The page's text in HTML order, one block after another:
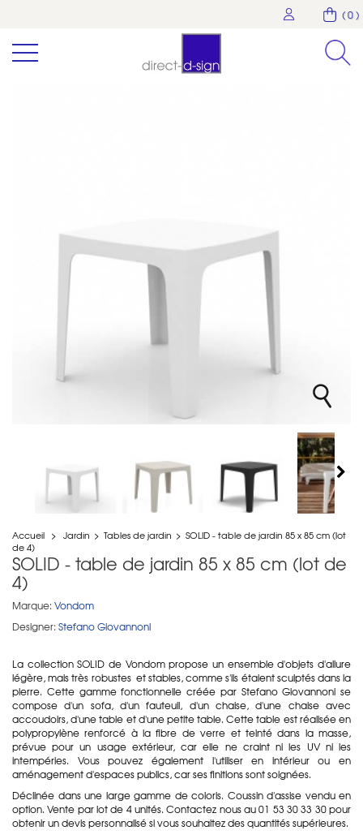
( 0 )
Accueil > Jardin > Tables de jardin > SOLID - table de jardin 85 x 85 cm (lot
de 4)
SOLID - table de jardin 85 x 85 cm (lot de
4)
Marque: Vondom
Designer: Stefano Giovannoni
La collection SOLID de Vondom propose un ensemble d'objets d'allure
légère, mais très robustes et stables, comme s'ils étaient sculptés dans la
pierre. Cette gamme fonctionnelle créée par Stefano Giovannoni se
compose d'un sofa, d'un fauteuil, d'un chaise, d'une chaise avec
accoudoirs, d'une table et d'une petite table. Cette table est réalisée en
polypropylène renforcé à la fibre de verre et teinté dans la masse,
prévue pour un usage extérieur, car elle ne craint ni les UV ni les
intempéries. Vous pouvez également l'utiliser en intérieur ou en
aménagement d'espaces publics, car ses finitions sont soignées.
Déclinée dans une large gamme de coloris. Coussin d'assise vendu en
option. Vente par lot de 4 unités. Contactez nous au 01 53 30 33 30 pour
obtenir un devis personnalisé si vous souhaitez des quantités supérieures.